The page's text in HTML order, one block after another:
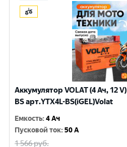
Аккумулятор VOLAT (4 Ач, 12
BS арт.YTX4L-BS(iGEL)Volat
Емкость:4 Ач
Пусковой ток:50 A
1 566руб.